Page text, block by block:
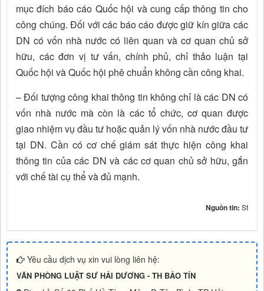
mục đích báo cáo Quốc hội và cung cấp thông tin cho
công chúng. Đối với các báo cáo được giữ kín giữa các
DN có vốn nhà nước có liên quan và cơ quan chủ sở
hữu, các đơn vị tư vấn, chính phủ, chỉ thảo luận tại
Quốc hội và Quốc hội phê chuẩn không cần công khai.
– Đối tượng công khai thông tin không chỉ là các DN có
vốn nhà nước mà còn là các tổ chức, cơ quan được
giao nhiệm vụ đầu tư hoặc quản lý vốn nhà nước đầu tư
tại DN. Cần có cơ chế giám sát thực hiện công khai
thông tin của các DN và các cơ quan chủ sở hữu, gắn
với chế tài cụ thể và đủ mạnh.
Nguồn tin: St
Yêu cầu dịch vụ xin vui lòng liên hệ:
VĂN PHÒNG LUẬT SƯ HẢI DƯƠNG - TH BẢO TÍN